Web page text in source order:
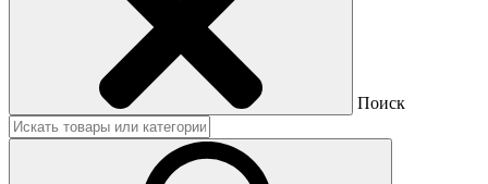
Поиск